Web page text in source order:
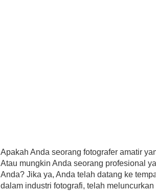
Apakah Anda seorang fotografer amatir
Atau mungkin Anda seorang profesional
Anda? Jika ya, Anda telah datang ke
dalam industri fotografi, telah